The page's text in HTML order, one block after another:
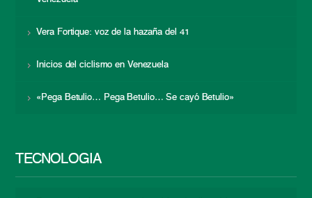
Vera Fortique: voz de la hazaña del 41
Inicios del ciclismo en Venezuela
«Pega Betulio… Pega Betulio… Se cayó Betulio»
TECNOLOGÍA